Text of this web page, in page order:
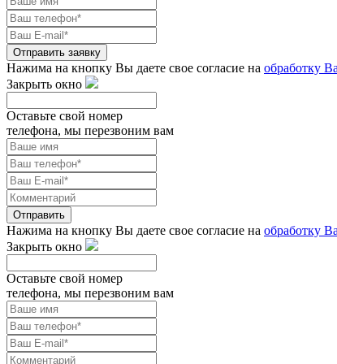
Отправить заявку
Нажима на кнопку Вы даете свое согласие на обработку
Закрыть окно
Оставьте свой номер
телефона, мы перезвоним вам
Отправить
Нажима на кнопку Вы даете свое согласие на обработку
Закрыть окно
Оставьте свой номер
телефона, мы перезвоним вам